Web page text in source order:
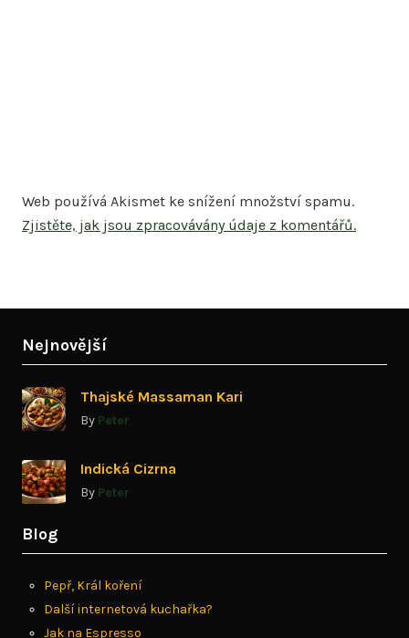
Web používá Akismet ke snížení množství spamu.
Zjistěte, jak jsou zpracovávány údaje z komentářů.
Nejnovější
Thajské Massaman Kari
By Peter
Indická Cizrna
By Peter
Blog
Pepř, Král koření
Další internetová kuchařka?
Jak na Espresso